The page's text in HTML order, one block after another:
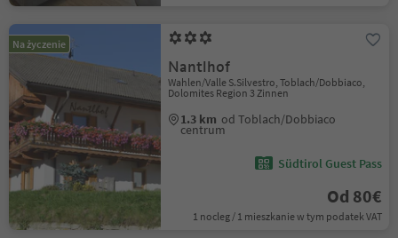
Na życzenie
Nantlhof
Wahlen/Valle S.Silvestro, Toblach/Dobbiaco,
Dolomites Region 3 Zinnen
1.3 km od Toblach/Dobbiaco
centrum
Südtirol Guest Pass
Od 80€
1 nocleg / 1 mieszkanie w tym podatek VAT